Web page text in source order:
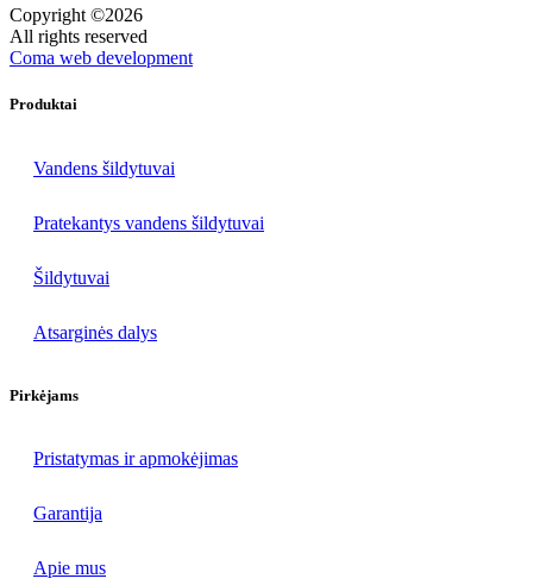
Copyright ©2026
All rights reserved
Coma web development
Produktai
Vandens šildytuvai
Pratekantys vandens šildytuvai
Šildytuvai
Atsarginės dalys
Pirkėjams
Pristatymas ir apmokėjimas
Garantija
Apie mus